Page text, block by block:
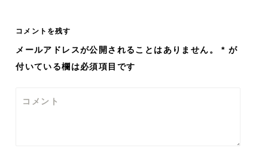
ビ
ゲ
ー
コメントを残す
メールアドレスが公開されることはありません。 * が
付いている欄は必須項目です
コメント